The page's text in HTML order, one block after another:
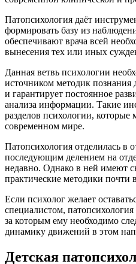
Патопсихология даёт
формировать базу из
обеспечивают врача всей
вынесения тех или иных
Данная ветвь психологии
источником методик познания
и гарантирует постоянное
анализа информации. Такие
разделов психологии, которые
современном мире.
Патопсихология отделилась в
последующим делением на
недавно. Однако в ней имеют
практические методики почти
Если психолог желает
специалистом,
за которым ему необходимо
динамику движений в этом
Детская